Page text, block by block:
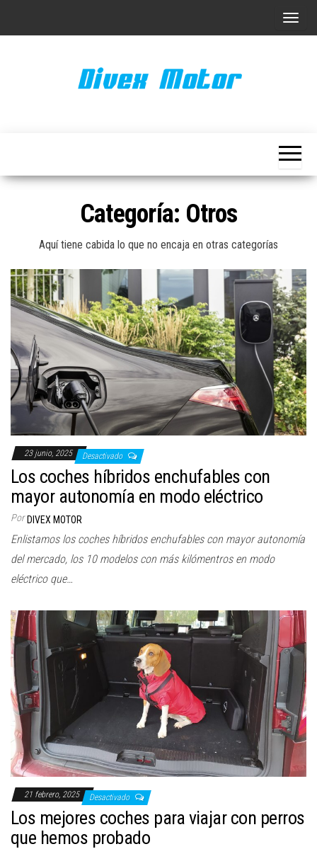
A
r
l
e
g
a
c
i
ó
n
Categoría: Otros
Aquí tiene cabida lo que no encaja en otras categorías
23 junio, 2025 Desactivado
Los coches híbridos enchufables con
mayor autonomía en modo eléctrico
Por DIVEX MOTOR
Enlistamos los coches híbridos enchufables con mayor autonomía
del mercado, los 10 modelos con más kilómentros en modo
eléctrico que…
21 febrero, 2025 Desactivado
Los mejores coches para viajar con perros
que hemos probado